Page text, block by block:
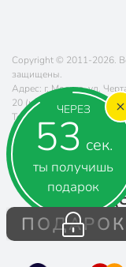
ЧЕРЕЗ
52 сек.
ты получишь
подарок
ПОДАРОК
Copyright © 2011-2026.
защищены.
Адрес: г. Москва, ул.
20 (метро Южная)
Телефон:
8 (800) 770-77-
Почта:sales@poryadok.ru
8